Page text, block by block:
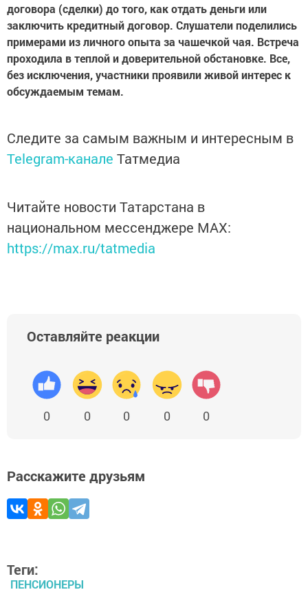
договора (сделки) до того, как отдать деньги или
заключить кредитный договор. Слушатели поделились
примерами из личного опыта за чашечкой чая. Встреча
проходила в теплой и доверительной обстановке. Все,
без исключения, участники проявили живой интерес к
обсуждаемым темам.
Следите за самым важным и интересным в
Telegram-канале Татмедиа
Читайте новости Татарстана в
национальном мессенджере MАХ:
https://max.ru/tatmedia
Оставляйте реакции
0 0 0 0 0
Расскажите друзьям
Теги:
ПЕНСИОНЕРЫ